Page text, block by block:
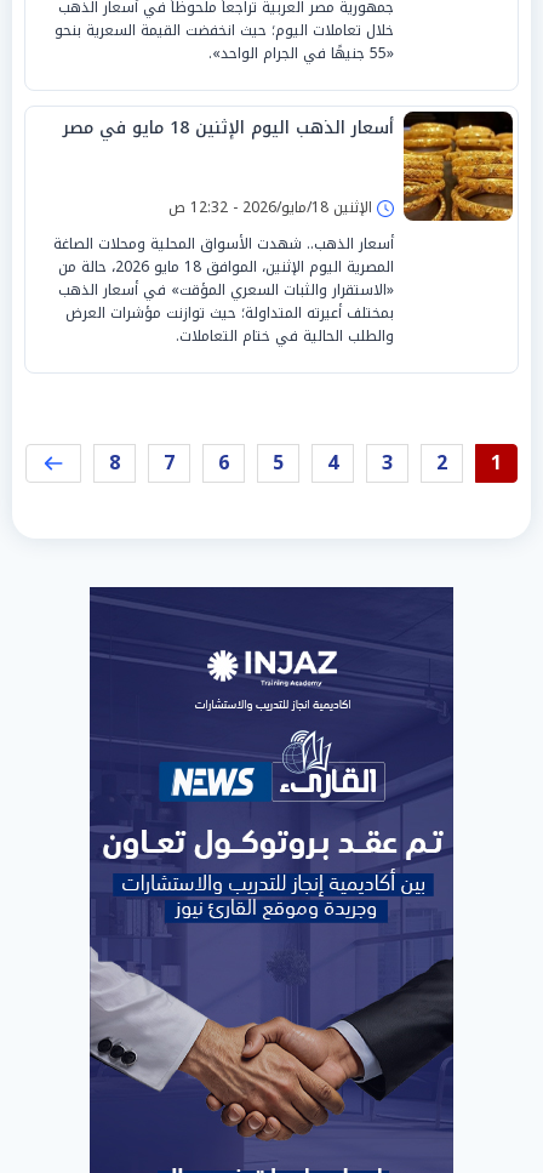
جمهورية مصر العربية تراجعاً ملحوظاً في أسعار الذهب
خلال تعاملات اليوم؛ حيث انخفضت القيمة السعرية بنحو
«55 جنيهًا في الجرام الواحد».
أسعار الذهب اليوم الإثنين 18 مايو في مصر
الإثنين 18/مايو/2026 - 12:32 ص
أسعار الذهب.. شهدت الأسواق المحلية ومحلات الصاغة
المصرية اليوم الإثنين، الموافق 18 مايو 2026، حالة من
«الاستقرار والثبات السعري المؤقت» في أسعار الذهب
بمختلف أعيرته المتداولة؛ حيث توازنت مؤشرات العرض
والطلب الحالية في ختام التعاملات.
1
2
3
4
5
6
7
8